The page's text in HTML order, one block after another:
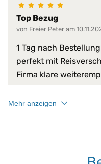
Serie:
Trockner:
Verschlussart:
Top Bezug
von Freier Peter am
1 Tag nach
perfekt mit
Firma klare
Mehr anzeigen